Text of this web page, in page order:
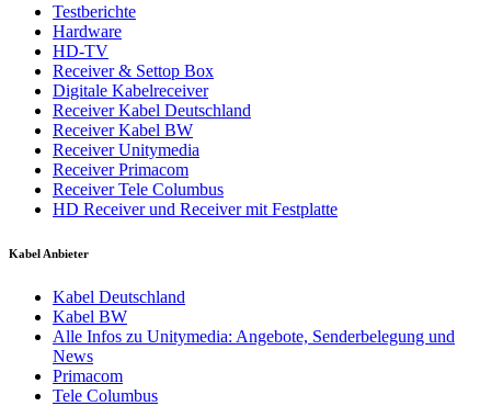
Testberichte
Hardware
HD-TV
Receiver & Settop Box
Digitale Kabelreceiver
Receiver Kabel Deutschland
Receiver Kabel BW
Receiver Unitymedia
Receiver Primacom
Receiver Tele Columbus
HD Receiver und Receiver mit Festplatte
Kabel Anbieter
Kabel Deutschland
Kabel BW
Alle Infos zu Unitymedia: Angebote, Senderbelegung und
News
Primacom
Tele Columbus